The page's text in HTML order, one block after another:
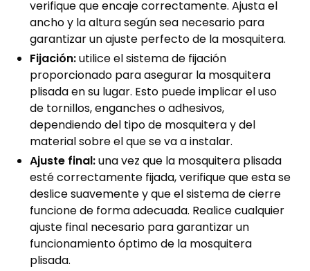
verifique que encaje correctamente. Ajusta el
ancho y la altura según sea necesario para
garantizar un ajuste perfecto de la mosquitera.
Fijación:utilice el sistema de fijación
proporcionado para asegurar la mosquitera
plisada en su lugar. Esto puede implicar el uso
de tornillos, enganches o adhesivos,
dependiendo del tipo de mosquitera y del
material sobre el que se va a instalar.
Ajuste final:una vez que la mosquitera plisada
esté correctamente fijada, verifique que esta se
deslice suavemente y que el sistema de cierre
funcione de forma adecuada. Realice cualquier
ajuste final necesario para garantizar un
funcionamiento óptimo de la mosquitera
plisada.